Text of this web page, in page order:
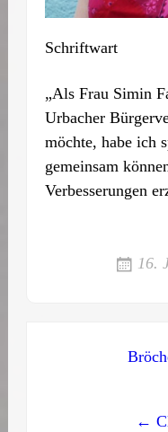
Schriftwart
„Als Frau Simin
Urbacher
möchte, habe ich
gemeinsam
Verbesserungen
16.
←